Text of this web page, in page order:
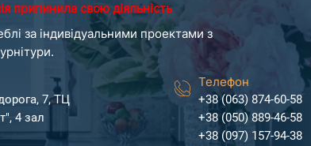
припинила свою діяльність
за індивідуальними проектами з
7, ТЦ
4 зал
Телефон
+38 (063) 874-60-58
+38 (050) 889-46-58
+38 (097) 157-94-38